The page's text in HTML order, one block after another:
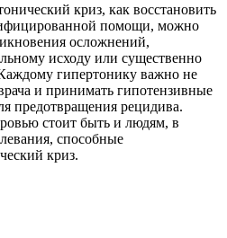
криз, как восстановить
помощи, можно
осложнений,
исходу или существенно
гипертонику важно не
и принимать гипотензивные
предотвращения рецидива.
стоит быть и людям, в
способные
криз.